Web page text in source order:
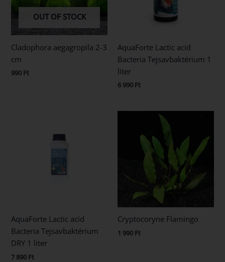
OUT OF STOCK
Cladophora aegagropila 2-3
cm
990 Ft
AquaForte Lactic acid
Bacteria Tejsavbaktérium 1
liter
6 990 Ft
AquaForte Lactic acid
Bacteria Tejsavbaktérium
DRY 1 liter
7 890 Ft
Cryptocoryne Flamingo
1 990 Ft